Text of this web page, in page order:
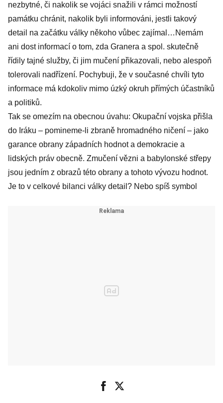
nezbytné, či nakolik se vojáci snažili v rámci možností
památku chránit, nakolik byli informováni, jestli takový
detail na začátku války někoho vůbec zajímal…Nemám
ani dost informací o tom, zda Granera a spol. skutečně
řídily tajné služby, či jim mučení přikazovali, nebo alespoň
tolerovali nadřízení. Pochybuji, že v současné chvíli tyto
informace má kdokoliv mimo úzký okruh přímých účastníků
a politiků.
Tak se omezím na obecnou úvahu: Okupační vojska přišla
do Iráku – pomineme-li zbraně hromadného ničení – jako
garance obrany západních hodnot a demokracie a
lidských práv obecně. Zmučení vězni a babylonské střepy
jsou jedním z obrazů této obrany a tohoto vývozu hodnot.
Je to v celkové bilanci války detail? Nebo spíš symbol